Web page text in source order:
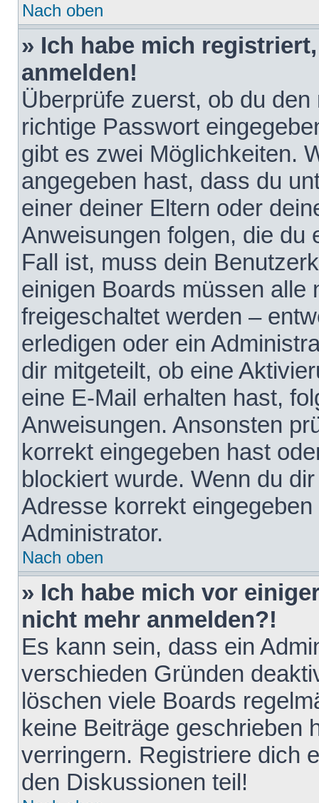
Nach oben
» Ich habe mich
anmelden!
Überprüfe zuerst, ob du
richtige Passwort
gibt es zwei Möglichkeiten.
angegeben hast, dass du
einer deiner Eltern oder
Anweisungen folgen, die du
Fall ist, muss dein
einigen Boards müssen alle
freigeschaltet werden –
erledigen oder ein
dir mitgeteilt, ob eine
eine E-Mail erhalten hast,
Anweisungen. Ansonsten
korrekt eingegeben hast
blockiert wurde. Wenn du
Adresse korrekt
Administrator.
Nach oben
» Ich habe mich vor
nicht mehr anmelden?!
Es kann sein, dass ein
verschieden Gründen
löschen viele Boards
keine Beiträge geschrieben
verringern. Registriere dich
den Diskussionen teil!